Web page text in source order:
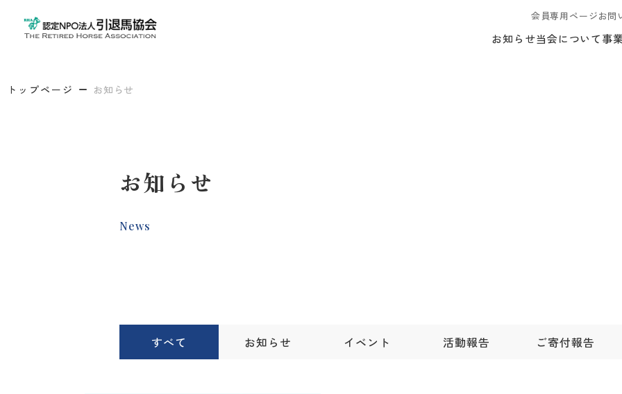
会員専用ページお問
お知らせ当会について事
トップページ お知らせ
お知らせ
News
すべて お知らせ イベント 活動報告 ご寄付報告